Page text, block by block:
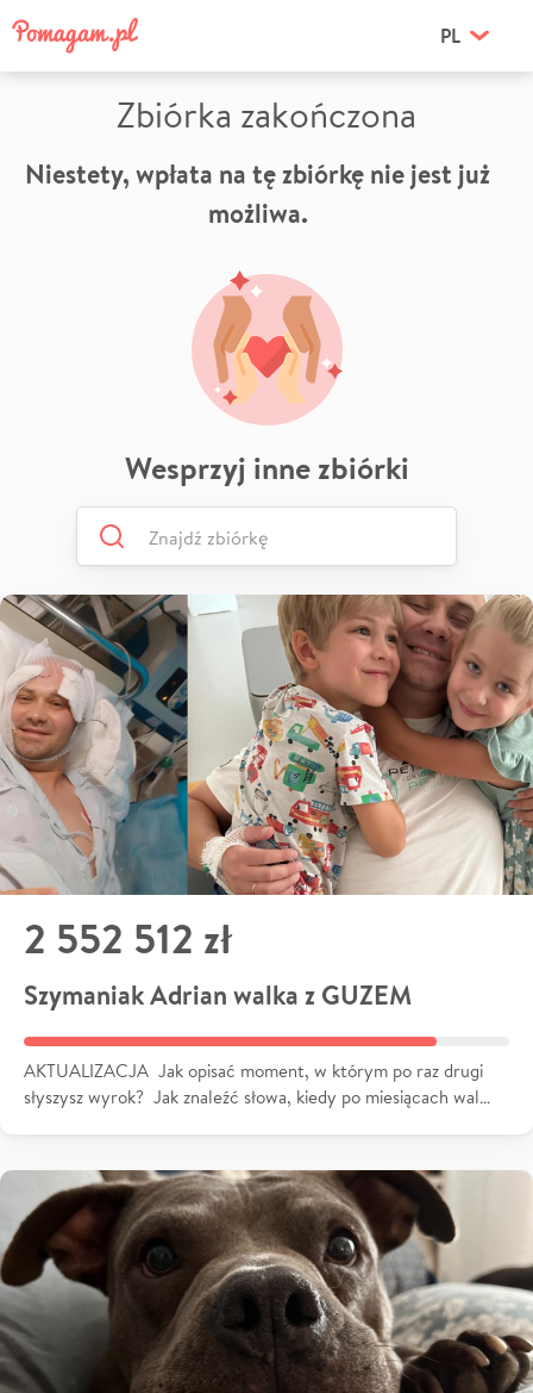
PL
Zbiórka zakończona
Niestety, wpłata na tę zbiórkę nie jest już
możliwa.
Wesprzyj inne zbiórki
2 552 512 zł
Szymaniak Adrian walka z GUZEM
AKTUALIZACJA Jak opisać moment, w którym po raz drugi
słyszysz wyrok? Jak znaleźć słowa, kiedy po miesiącach wal…